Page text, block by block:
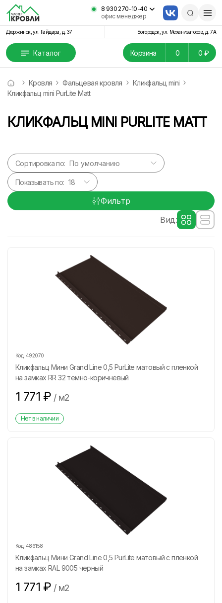
8 930 270-10-40
офис менеджер
Дзержинск, ул. Гайдара, д. 37 Богородск, ул. Механизаторов, д. 7А
Каталог Корзина 0 0 ₽
Кровля Фальцевая кровля
Кликфальц mini
Кликфальц mini PurLite Matt
КЛИКФАЛЬЦ MINI PURLITE MATT
Сортировка по:
Показывать по:
Фильтр
Вид:
Код: 492070
Кликфальц Мини Grand Line 0,5 PurLite матовый с пленкой
на замках RR 32 темно-коричневый
1 771 ₽ / м2
Нет в наличии
Код: 486158
Кликфальц Мини Grand Line 0,5 PurLite матовый с пленкой
на замках RAL 9005 черный
1 771 ₽ / м2